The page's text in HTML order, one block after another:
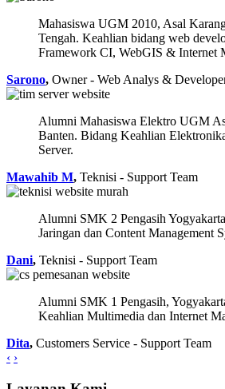
Mahasiswa UGM 2010, Asal
Tengah. Keahlian bidang web
Framework CI, WebGIS & Internet
Sarono, Owner - Web Analys &
Alumni Mahasiswa Elektro UGM
Banten. Bidang Keahlian
Server.
Mawahib M, Teknisi - Support Team
Alumni SMK 2 Pengasih
Jaringan dan Content Management
Dani, Teknisi - Support Team
Alumni SMK 1 Pengasih,
Keahlian Multimedia dan Internet
Dita, Customers Service - Support Team
‹ ›